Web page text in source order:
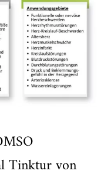
Tinktur von